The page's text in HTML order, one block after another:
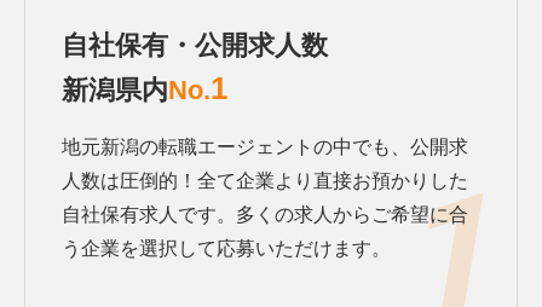
自社保有・公開求人数
新潟県内No.1
地元新潟の転職エージェントの中でも、公開求
人数は圧倒的！全て企業より直接お預かりした
自社保有求人です。多くの求人からご希望に合
う企業を選択して応募いただけます。